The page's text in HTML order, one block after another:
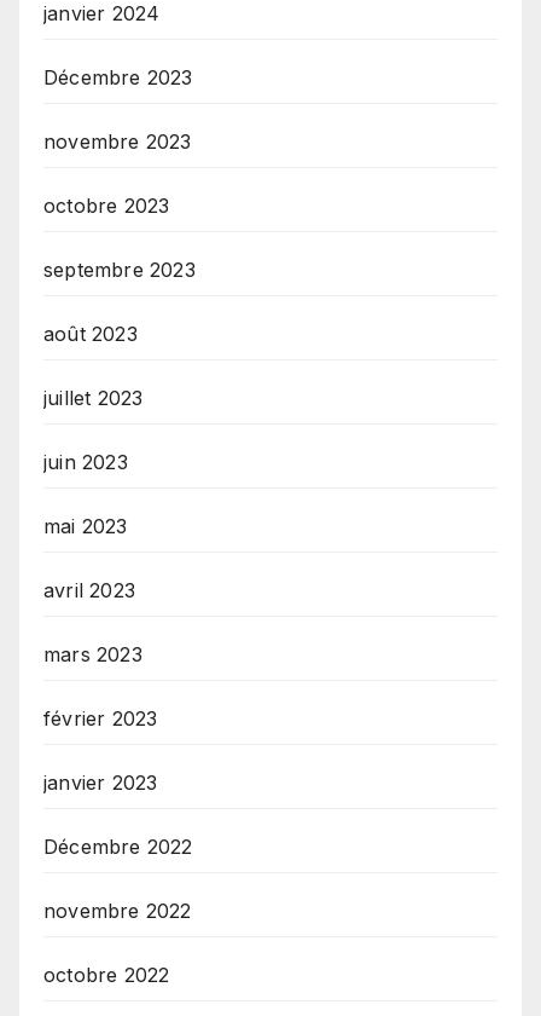
janvier 2024
Décembre 2023
novembre 2023
octobre 2023
septembre 2023
août 2023
juillet 2023
juin 2023
mai 2023
avril 2023
mars 2023
février 2023
janvier 2023
Décembre 2022
novembre 2022
octobre 2022